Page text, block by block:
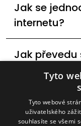
Jak se
internetu?
Jak převedu
Dostupné
připojení?
Tyto
Tyto webové
uživatelského
souhlasíte se všemi